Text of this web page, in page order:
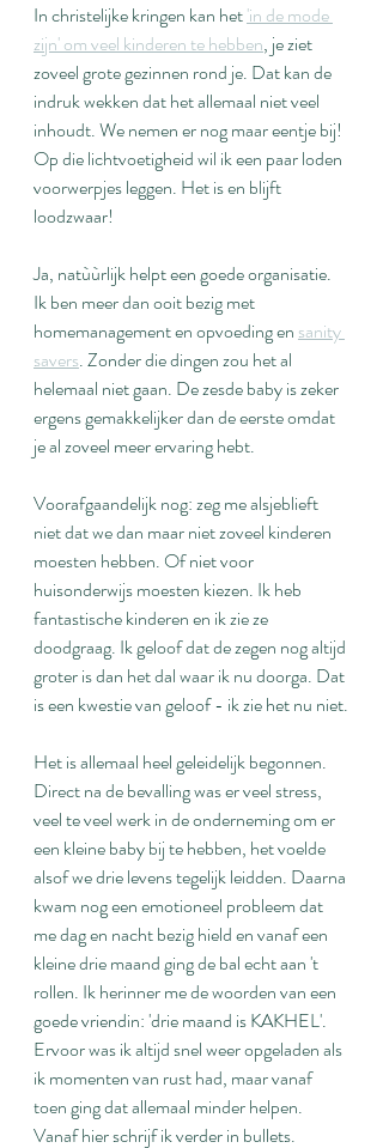
In christelijke kringen kan het 'in de mode
zijn' om veel kinderen te hebben, je ziet
zoveel grote gezinnen rond je. Dat kan de
indruk wekken dat het allemaal niet veel
inhoudt. We nemen er nog maar eentje bij!
Op die lichtvoetigheid wil ik een paar loden
voorwerpjes leggen. Het is en blijft
loodzwaar!
Ja, natùùrlijk helpt een goede organisatie.
Ik ben meer dan ooit bezig met
homemanagement en opvoeding en sanity
savers. Zonder die dingen zou het al
helemaal niet gaan. De zesde baby is zeker
ergens gemakkelijker dan de eerste omdat
je al zoveel meer ervaring hebt.
Voorafgaandelijk nog: zeg me alsjeblieft
niet dat we dan maar niet zoveel kinderen
moesten hebben. Of niet voor
huisonderwijs moesten kiezen. Ik heb
fantastische kinderen en ik zie ze
doodgraag. Ik geloof dat de zegen nog altijd
groter is dan het dal waar ik nu doorga. Dat
is een kwestie van geloof - ik zie het nu niet.
Het is allemaal heel geleidelijk begonnen.
Direct na de bevalling was er veel stress,
veel te veel werk in de onderneming om er
een kleine baby bij te hebben, het voelde
alsof we drie levens tegelijk leidden. Daarna
kwam nog een emotioneel probleem dat
me dag en nacht bezig hield en vanaf een
kleine drie maand ging de bal echt aan 't
rollen. Ik herinner me de woorden van een
goede vriendin: 'drie maand is KAKHEL'.
Ervoor was ik altijd snel weer opgeladen als
ik momenten van rust had, maar vanaf
toen ging dat allemaal minder helpen.
Vanaf hier schrijf ik verder in bullets.